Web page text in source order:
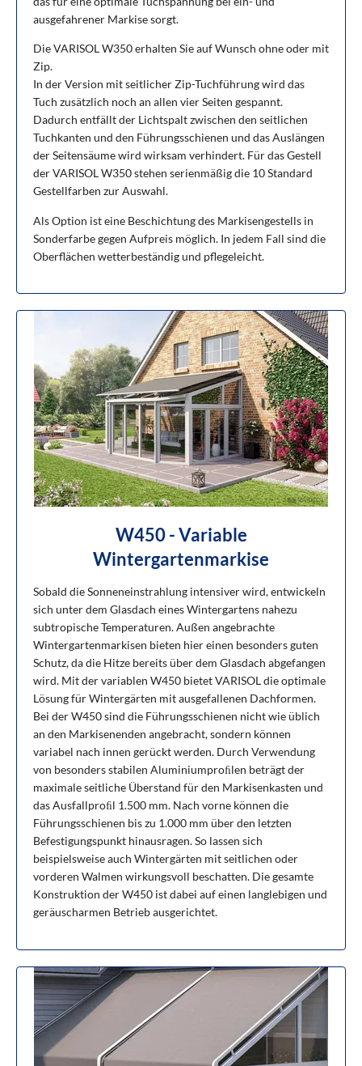
ausgefahrener Markise sorgt.
Die VARISOL W350 erhalten Sie auf Wunsch ohne oder mit
Zip.
In der Version mit seitlicher Zip-Tuchführung wird das
Tuch zusätzlich noch an allen vier Seiten gespannt.
Dadurch entfällt der Lichtspalt zwischen den seitlichen
Tuchkanten und den Führungsschienen und das Auslängen
der Seitensäume wird wirksam verhindert. Für das Gestell
der VARISOL W350 stehen serienmäßig die 10 Standard
Gestellfarben zur Auswahl.
Als Option ist eine Beschichtung des Markisengestells in
Sonderfarbe gegen Aufpreis möglich. In jedem Fall sind die
Oberflächen wetterbeständig und pflegeleicht.
W450 - Variable
Wintergartenmarkise
Sobald die Sonneneinstrahlung intensiver wird, entwickeln
sich unter dem Glasdach eines Wintergartens nahezu
subtropische Temperaturen. Außen angebrachte
Wintergartenmarkisen bieten hier einen besonders guten
Schutz, da die Hitze bereits über dem Glasdach abgefangen
wird. Mit der variablen W450 bietet VARISOL die optimale
Lösung für Wintergärten mit ausgefallenen Dachformen.
Bei der W450 sind die Führungsschienen nicht wie üblich
an den Markisenenden angebracht, sondern können
variabel nach innen gerückt werden. Durch Verwendung
von besonders stabilen Aluminiumproﬁlen beträgt der
maximale seitliche Überstand für den Markisenkasten und
das Ausfallproﬁl 1.500 mm. Nach vorne können die
Führungsschienen bis zu 1.000 mm über den letzten
Befestigungspunkt hinausragen. So lassen sich
beispielsweise auch Wintergärten mit seitlichen oder
vorderen Walmen wirkungsvoll beschatten. Die gesamte
Konstruktion der W450 ist dabei auf einen langlebigen und
geräuscharmen Betrieb ausgerichtet.